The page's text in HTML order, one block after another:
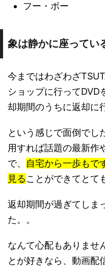
フー・ボー
象は静かに座ってい
今まではわざわざ
ショップに行ってDVD
却期間のうちに返却に
という感じで面倒でし
用すれば話題の最新作
で、 自宅から一歩もで
見ることができてとて
返却期間が過ぎてしま
た。。
なんて心配もありませ
とが好きなら、動画配